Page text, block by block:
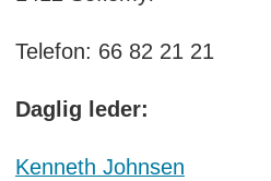
Telefon: 66 82 21 21
Daglig leder:
Kenneth Johnsen